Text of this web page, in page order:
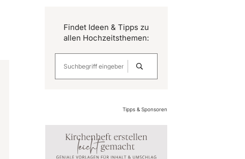
Findet Ideen & Tipps zu
allen Hochzeitsthemen:
Tipps & Sponsoren